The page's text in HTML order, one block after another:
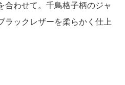
合わせて。千鳥格子柄のジャ
ラックレザーを柔らかく仕上